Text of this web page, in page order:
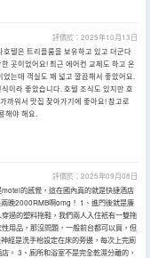
評價於：2025年10月13日
텔은 트리플룸을 보유하고 있고 더군다
곳이었어요! 최근 에어컨 교체도 하고 온
는데 객실도 꽤 넓고 깔끔해서 좋았어요.
이라 좋았습니다. 호텔 조식도 있지만 호
까워서 맛집 찾아가기에 좋아요! 참고로
해야 해요.
評價於：2025年09月08日
的感覺，這在國內真的就是快捷酒店
晚2000RMB啊omg！ 1、進門後就是廉
過的塑料拖鞋，我們兩人入住衹有一雙拖
用品，那沒問題，一般前台都可以買，但
經是洗手枱設定在床的旁邊，每次上完廁
。 3、廁所和浴室不是完全乾濕分離的，